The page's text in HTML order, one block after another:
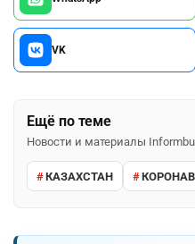
VK
Ещё по теме
Новости и материалы
КАЗАХСТАН